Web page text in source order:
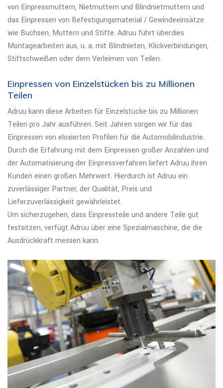
von Einpressmuttern, Nietmuttern und Blindnietmuttern und
das Einpressen von Befestigungsmaterial / Gewindeeinsätze
wie Buchsen, Muttern und Stifte. Adruu führt überdies
Montagearbeiten aus, u. a. mit Blindnieten, Klickverbindungen,
Stiftschweißen oder dem Verleimen von Teilen.
Einpressen von Einzelstücken bis zu Millionen
Teilen
Adruu kann diese Arbeiten für Einzelstücke bis zu Millionen
Teilen pro Jahr ausführen. Seit Jahren sorgen wir für das
Einpressen von eloxierten Profilen für die Automobilindustrie.
Durch die Erfahrung mit dem Einpressen großer Anzahlen und
der Automatisierung der Einpressverfahren liefert Adruu ihren
Kunden einen großen Mehrwert. Hierdurch ist Adruu ein
zuverlässiger Partner, der Qualität, Preis und
Lieferzuverlässigkeit gewährleistet.
Um sicherzugehen, dass Einpressteile und andere Teile gut
festsitzen, verfügt Adruu über eine Spezialmaschine, die die
Ausdrückkraft messen kann.